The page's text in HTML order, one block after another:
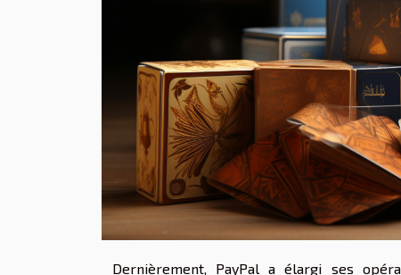
Dernièrement, PayPal a élargi ses